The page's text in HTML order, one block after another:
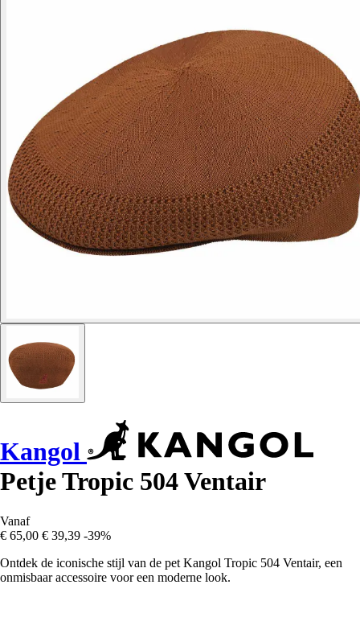
Kangol
Petje Tropic 504 Ventair
Vanaf
€ 65,00 € 39,39 -39%
Ontdek de iconische stijl van de pet Kangol Tropic 504 Ventair, een
onmisbaar accessoire voor een moderne look.